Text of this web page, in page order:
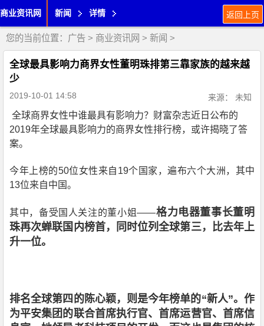
商业资讯网 新闻 详情 返回上页
您的当前位置： 广告 > 商业资讯网 > 新闻 >
全球最具影响力商界女性董明珠排第三靠家族的越来越
少
2019-10-01 14:58 来源： 未知
全球商界女性中谁最具有影响力？财富杂志近日公布的
2019年全球最具影响力的商界女性排行榜，或许揭晓了答
案。
今年上榜的50位女性来自19个国家，遍布六个大洲，其中
13位来自中国。
其中，备受国人关注的董小姐——格力电器董事长董明
珠再次蝉联国内榜首，同时位列全球第三，比去年上
升一位。
排名全球第四的陈心颖，则是今年榜单的“新人”。 作
为平安集团的联合首席执行官、首席运营官、首席信